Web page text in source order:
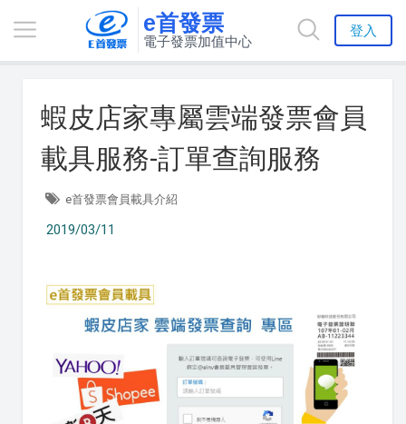
e首發票
電子發票加值中心
登入
蝦皮店家專屬雲端發票會員
載具服務-訂單查詢服務
e首發票會員載具介紹
2019/03/11